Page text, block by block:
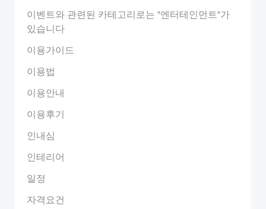
이벤트와 관련된 카테고리로는 "엔터테인먼트"가
있습니다
이용가이드
이용법
이용안내
이용후기
인내심
인테리어
일정
자격요건